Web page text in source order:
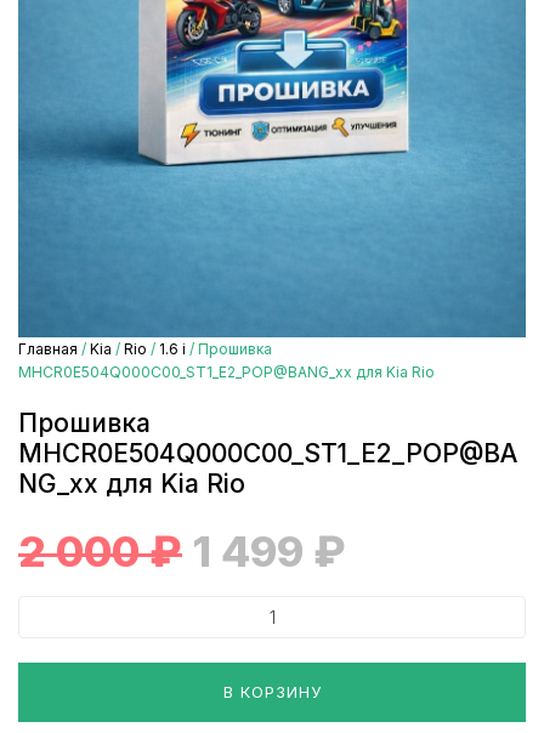
Главная / Kia / Rio / 1.6 i / Прошивка
MHCR0E504Q000C00_ST1_E2_POP@BANG_xx для Kia Rio
Прошивка
MHCR0E504Q000C00_ST1_E2_POP@BA
NG_xx для Kia Rio
2 000₽ 1 499 ₽
В КОРЗИНУ